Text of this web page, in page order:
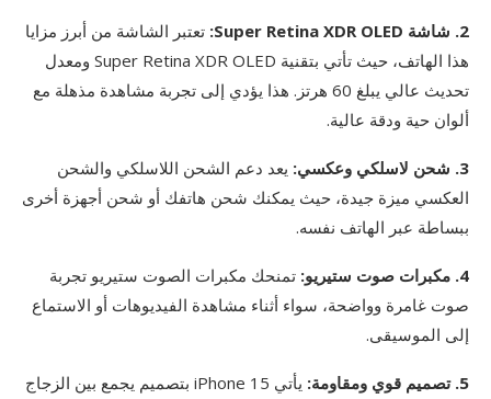
2. شاشة Super Retina XDR OLED:
تعتبر الشاشة من أبرز مزايا
هذا الهاتف، حيث تأتي بتقنية Super Retina XDR OLED ومعدل
تحديث عالي يبلغ 60 هرتز. هذا يؤدي إلى تجربة مشاهدة مذهلة مع
ألوان حية ودقة عالية.
3. شحن لاسلكي وعكسي:
يعد دعم الشحن اللاسلكي والشحن
العكسي ميزة جيدة، حيث يمكنك شحن هاتفك أو شحن أجهزة أخرى
ببساطة عبر الهاتف نفسه.
4. مكبرات صوت ستيريو:
تمنحك مكبرات الصوت ستيريو تجربة
صوت غامرة وواضحة، سواء أثناء مشاهدة الفيديوهات أو الاستماع
إلى الموسيقى.
5. تصميم قوي ومقاومة:
يأتي iPhone 15 بتصميم يجمع بين الزجاج